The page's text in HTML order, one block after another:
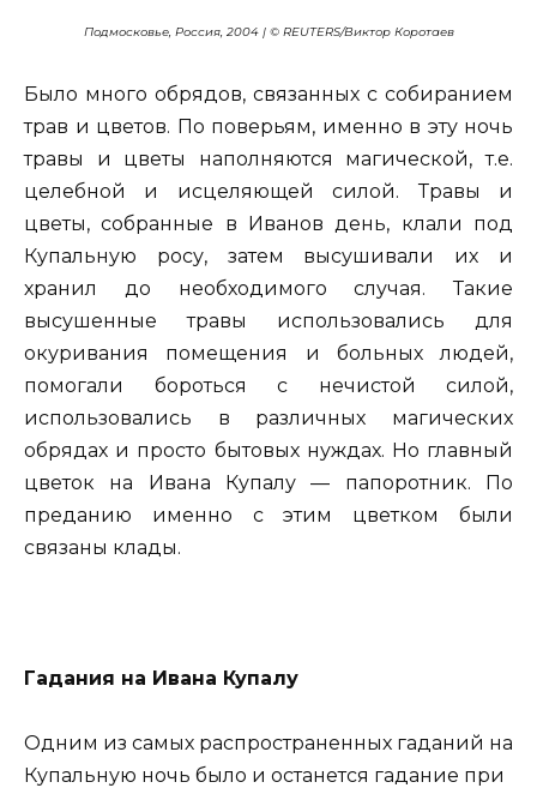
Подмосковье, Россия, 2004 | © REUTERS/Виктор Коротаев
Было много обрядов, связанных с собиранием
трав и цветов. По поверьям, именно в эту ночь
травы и цветы наполняются магической, т.е.
целебной и исцеляющей силой. Травы и
цветы, собранные в Иванов день, клали под
Купальную росу, затем высушивали их и
хранил до необходимого случая. Такие
высушенные травы использовались для
окуривания помещения и больных людей,
помогали бороться с нечистой силой,
использовались в различных магических
обрядах и просто бытовых нуждах. Но главный
цветок на Ивана Купалу — папоротник. По
преданию именно с этим цветком были
связаны клады.
Гадания на Ивана Купалу
Одним из самых распространенных гаданий на
Купальную ночь было и останется гадание при